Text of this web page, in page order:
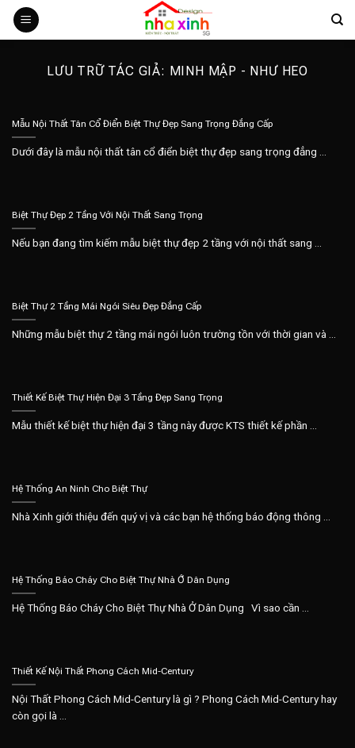
qua
LƯU TRỮ TÁC GIẢ: MINH MẬP - NHƯ HEO
Mẫu Nội Thất Tân Cổ Điển Biệt Thự Đẹp Sang Trọng Đẳng Cấp
Dưới đây là mẫu nội thất tân cổ điển biệt thự đẹp sang trọng đẳng ...
Biệt Thự Đẹp 2 Tầng Với Nội Thất Sang Trọng
Nếu bạn đang tìm kiếm mẫu biệt thự đẹp 2 tầng với nội thất sang ...
Biệt Thự 2 Tầng Mái Ngói Siêu Đẹp Đẳng Cấp
Những mẫu biệt thự 2 tầng mái ngói luôn trường tồn với thời gian và ...
Thiết Kế Biệt Thự Hiện Đại 3 Tầng Đẹp Sang Trọng
Mẫu thiết kế biệt thự hiện đại 3 tầng này được KTS thiết kế phần ...
Hệ Thống An Ninh Cho Biệt Thự
Nhà Xinh giới thiệu đến quý vị và các bạn hệ thống báo động thông ...
Hệ Thống Báo Cháy Cho Biệt Thự Nhà Ở Dân Dụng
Hệ Thống Báo Cháy Cho Biệt Thự Nhà Ở Dân Dụng Vì sao cần ...
Thiết Kế Nội Thất Phong Cách Mid-Century
Nội Thất Phong Cách Mid-Century là gì ? Phong Cách Mid-Century hay
còn gọi là ...